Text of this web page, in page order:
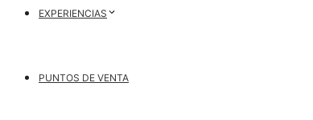
EXPERIENCIAS
PUNTOS DE VENTA